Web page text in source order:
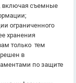
включая съемные
ограниченного
хранения
только тем
в
по защите